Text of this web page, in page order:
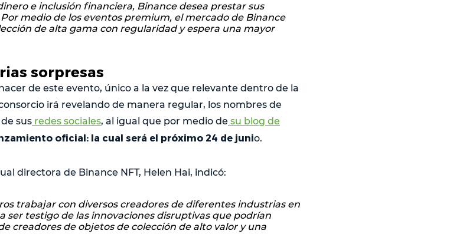
e inclusión financiera, Binance desea prestar sus
medio de los eventos premium, el mercado de Binance
de alta gama con regularidad y espera una mayor
sorpresas
de este evento, único a la vez que relevante dentro de la
irá revelando de manera regular, los nombres de
sus redes sociales, al igual que por medio de su blog de
oficial: la cual será el próximo 24 de junio.
directora de Binance NFT, Helen Hai, indicó:
trabajar con diversos creadores de diferentes industrias en
ser testigo de las innovaciones disruptivas que podrían
creadores de objetos de colección de alto valor y una